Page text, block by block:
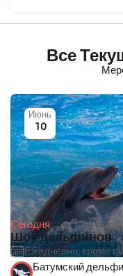
Все
Сегодня
Шоу дельфинов
Ежедневно, кроме
Июнь
10
Батумский